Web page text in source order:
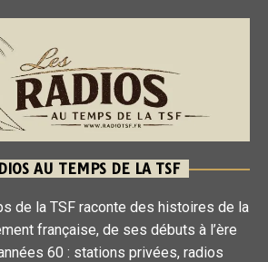
AU TEMPS DE LA TSF
de la TSF raconte des histoires de la
française, de ses débuts à l’ère
60 : stations privées, radios